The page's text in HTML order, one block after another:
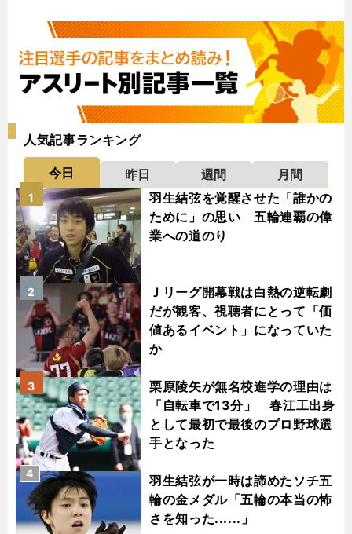
人気記事ランキング
今日 昨日 週間
月間
羽生結弦を覚醒させた「誰かの
ために」の思い 五輪連覇の偉
業への道のり
1
Ｊリーグ開幕戦は白熱の逆転劇
だが観客、視聴者にとって「価
値あるイベント」になっていた
か
2
栗原陵矢が無名校進学の理由は
「自転車で13分」 春江工出身
として最初で最後のプロ野球選
手となった
3
羽生結弦が一時は諦めたソチ五
輪の金メダル「五輪の本当の怖
さを知った......」
4